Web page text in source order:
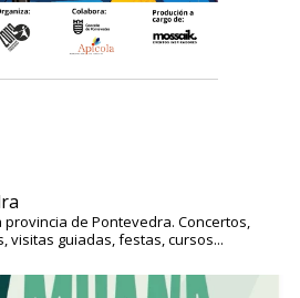
de Pontevedra. Concertos,
visitas guiadas, festas, cursos...